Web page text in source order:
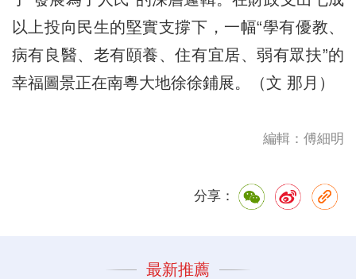
以上投向民生的堅實支撐下，一幅“學有優教、
病有良醫、老有頤養、住有宜居、弱有眾扶”的
幸福圖景正在南粵大地徐徐鋪展。（文 那月）
編輯：傅細明
分享：
最新推薦